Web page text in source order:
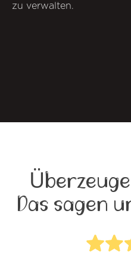
zu verwalten.
Das sagen